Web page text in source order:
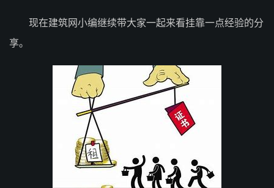
现在建筑网小编继续带大家一起来看挂靠一点经验的分
享。